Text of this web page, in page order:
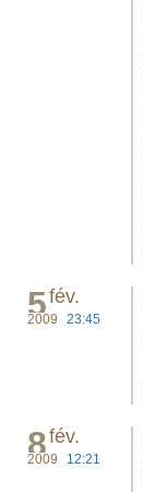
5fév.
2009 23:45
8fév.
2009 12:21